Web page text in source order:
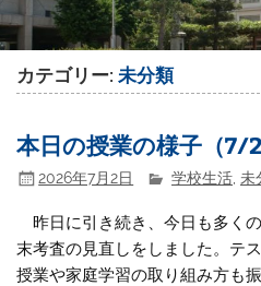
カテゴリー: 未分類
本日の授業の様子（7/
2026年7月2日 学校生活 ,未
昨日に引き続き、今日も多く
末考査の見直しをしました。テ
授業や家庭学習の取り組み方も